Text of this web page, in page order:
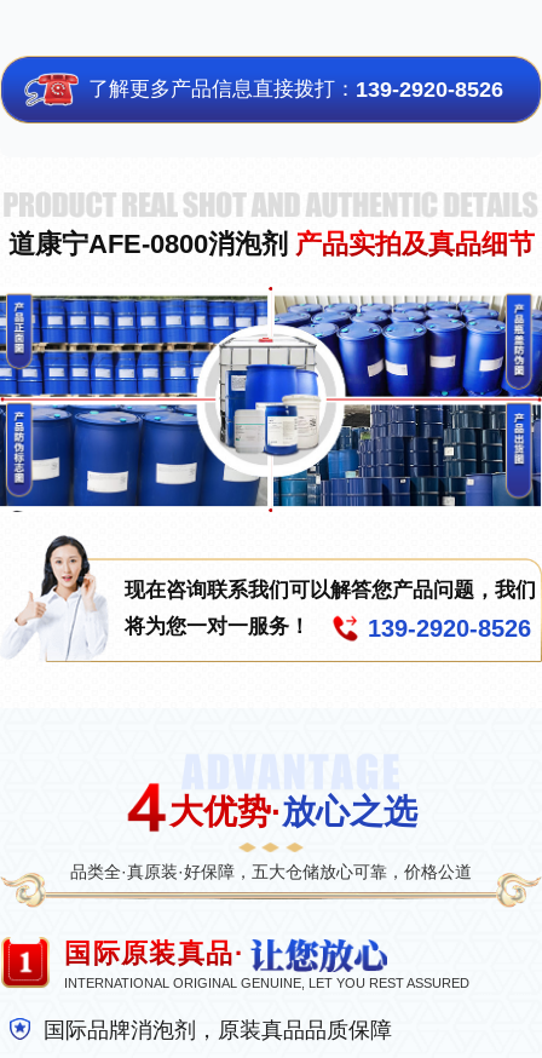
了解更多产品信息直接拨打：139-2920-8526
道康宁AFE-0800消泡剂 产品实拍及真品细节
现在咨询联系我们可以解答您产品问题，我们
将为您一对一服务！
139-2920-8526
大优势·放心之选
品类全·真原装·好保障，五大仓储放心可靠，价格公道
国际原装真品·
INTERNATIONAL ORIGINAL GENUINE, LET YOU REST ASSURED
国际品牌消泡剂，原装真品品质保障